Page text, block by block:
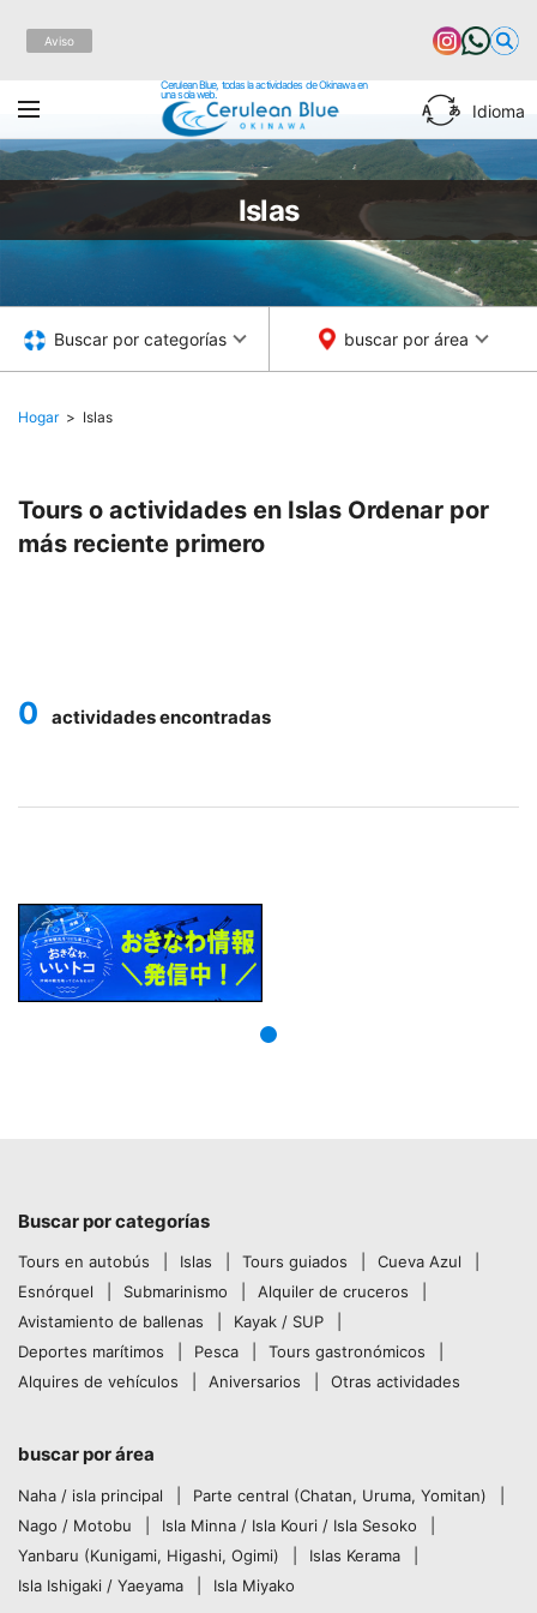
Aviso
Cerulean Blue, todas la actividades de Okinawa en
una sola web.
Idioma
Hogar Islas
Buscar por categorías buscar por área
Islas
Tours o actividades en Islas Ordenar por
más reciente primero
0 actividades encontradas
Buscar por categorías
Tours en autobús Islas Tours guiados
Cueva Azul
Esnórquel
Submarinismo
Alquiler de cruceros
Avistamiento de ballenas
Kayak / SUP
Deportes marítimos
Pesca
Tours gastronómicos
Alquires de vehículos
Aniversarios Otras actividades
buscar por área
Naha / isla principal
Parte central (Chatan, Uruma, Yomitan)
Nago / Motobu
Isla Minna / Isla Kouri / Isla Sesoko
Yanbaru (Kunigami, Higashi, Ogimi)
Islas Kerama
Isla Ishigaki / Yaeyama
Isla Miyako